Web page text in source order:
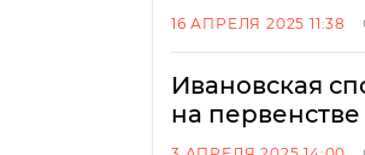
16 АПРЕЛЯ 2025 11:38
Ивановская
на